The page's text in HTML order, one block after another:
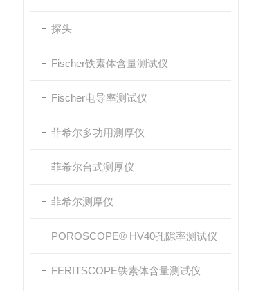
探头
Fischer铁素体含量测试仪
Fischer电导率测试仪
菲希尔多功用测厚仪
菲希尔台式测厚仪
菲希尔测厚仪
POROSCOPE® HV40孔隙率测试仪
FERITSCOPE铁素体含量测试仪